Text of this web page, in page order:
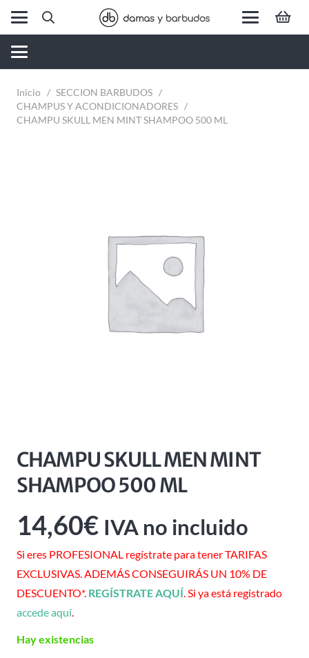
Inicio / SECCION BARBUDOS /
CHAMPUS Y ACONDICIONADORES /
CHAMPU SKULL MEN MINT SHAMPOO 500 ML
CHAMPU SKULL MEN MINT
SHAMPOO 500 ML
14,60€ IVA no incluido
Si eres PROFESIONAL regístrate para tener TARIFAS
EXCLUSIVAS. ADEMÁS CONSEGUIRÁS UN 10% DE
DESCUENTO*. REGÍSTRATE AQUÍ. Si ya está registrado
accede aquí.
Hay existencias